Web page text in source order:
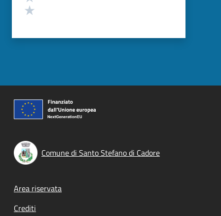
Comune di Santo Stefano di Cadore
Footer menu
Area riservata
Crediti